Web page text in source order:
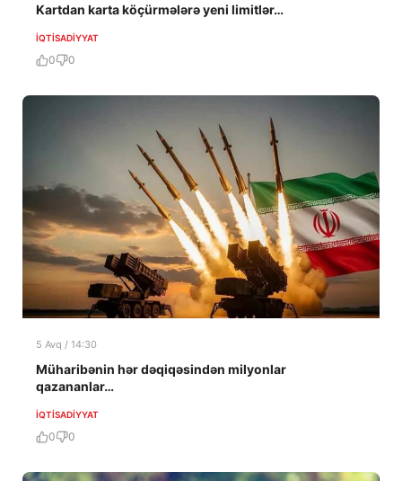
Kartdan karta köçürmələrə yeni limitlər…
İQTISADIYYAT
0 0
5 Avq / 14:30
Müharibənin hər dəqiqəsindən milyonlar
qazananlar…
İQTISADIYYAT
0 0